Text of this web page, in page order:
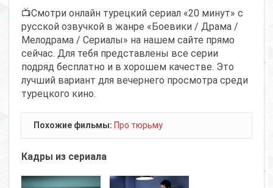
📺Смотри онлайн турецкий сериал «20 минут» с
русской озвучкой в жанре «Боевики / Драма /
Мелодрама / Сериалы» на нашем сайте прямо
сейчас. Для тебя представлены все серии
подряд бесплатно и в хорошем качестве. Это
лучший вариант для вечернего просмотра среди
турецкого кино.
Похожие фильмы: Про тюрьму
Кадры из сериала